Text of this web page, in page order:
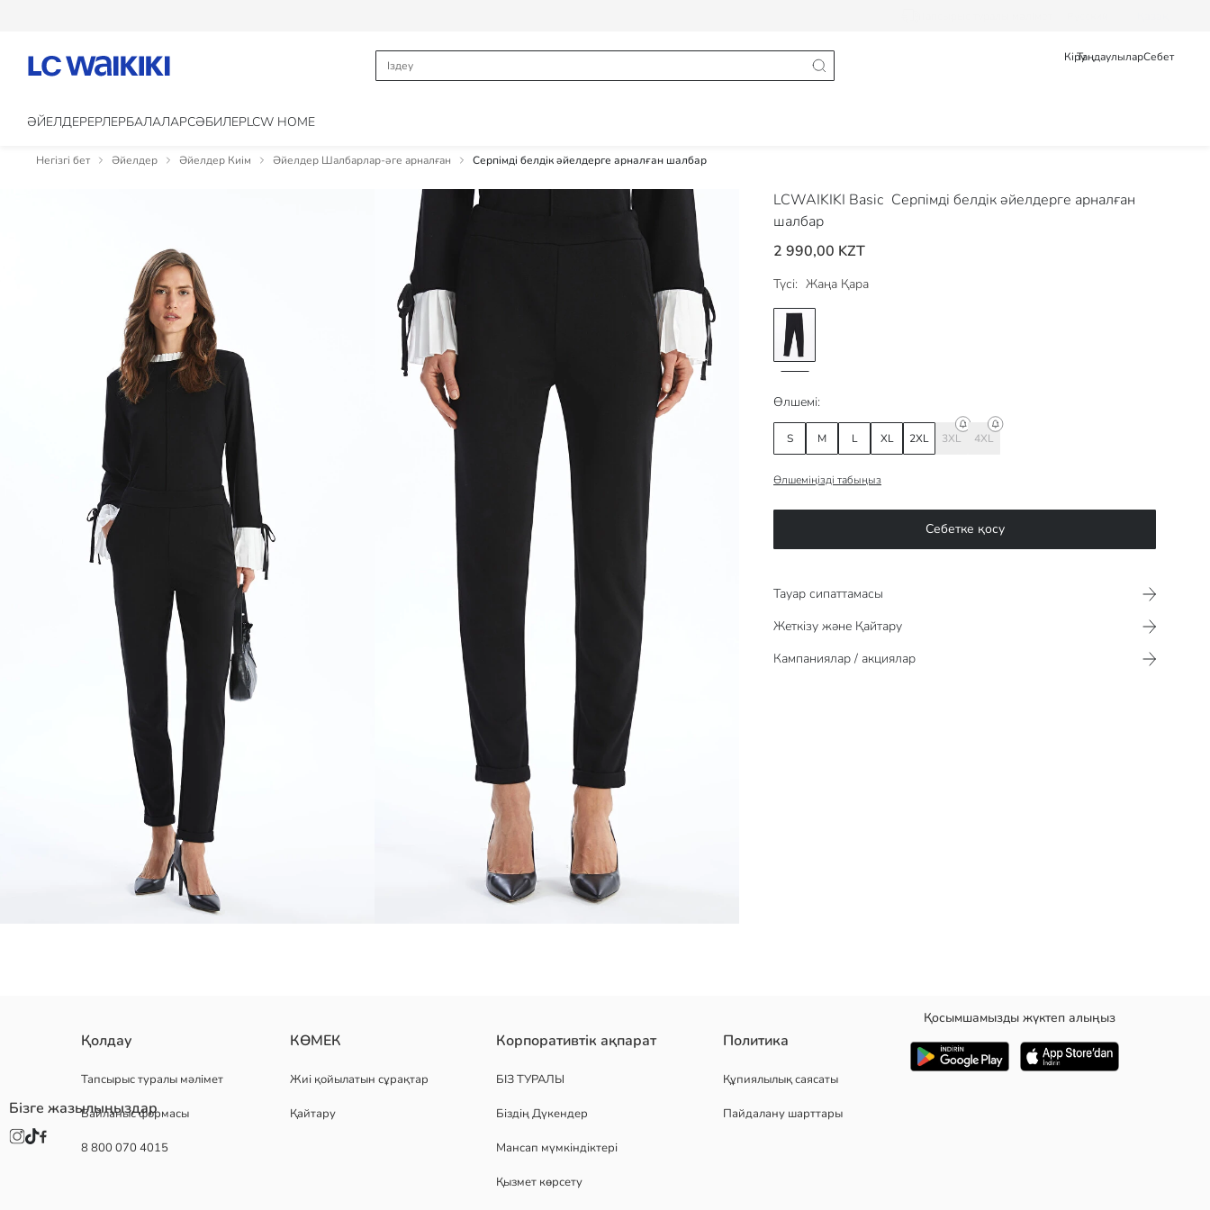
КіруТаңдаулыларСебет
ӘЙЕЛДЕРЕРЛЕРБАЛАЛАРCӘБИЛЕРLCW HOME
Негізгі бет Әйелдер Әйелдер Киім Әйелдер Шалбарлар-әге арналған Серпімді белдік әйелдерге арналған шалбар
LCWAIKIKI Basic Серпімді белдік әйелдерге арналған
шалбар
2 990,00 KZT
Түсі: Жаңа Қара
Өлшемі:
S M L XL 2XL 3XL 4XL
Өлшеміңізді табыңыз
Себетке қосу
Тауар сипаттамасы​​​​​
Жеткізу және Қайтару
Кампаниялар / акциялар
Негізгі Мата:
Шығу елі:
Сатушы:
Қолдау
Тапсырыс туралы мәлімет
Байланыс формасы
8 800 070 4015
КӨМЕК
Жиі қойылатын сұрақтар
Қайтару
Корпоративтік ақпарат
БІЗ ТУРАЛЫ
Біздің Дүкендер
Мансап мүмкіндіктері
Қызмет көрсету
Политика
Құпиялылық саясаты
Пайдалану шарттары
Қосымшамызды жүктеп алыңыз
Бізге жазылыңыздар